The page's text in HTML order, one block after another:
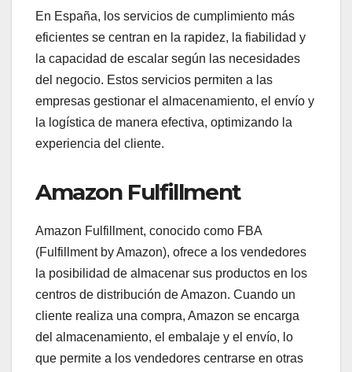
En España, los servicios de cumplimiento más
eficientes se centran en la rapidez, la fiabilidad y
la capacidad de escalar según las necesidades
del negocio. Estos servicios permiten a las
empresas gestionar el almacenamiento, el envío y
la logística de manera efectiva, optimizando la
experiencia del cliente.
Amazon Fulfillment
Amazon Fulfillment, conocido como FBA
(Fulfillment by Amazon), ofrece a los vendedores
la posibilidad de almacenar sus productos en los
centros de distribución de Amazon. Cuando un
cliente realiza una compra, Amazon se encarga
del almacenamiento, el embalaje y el envío, lo
que permite a los vendedores centrarse en otras